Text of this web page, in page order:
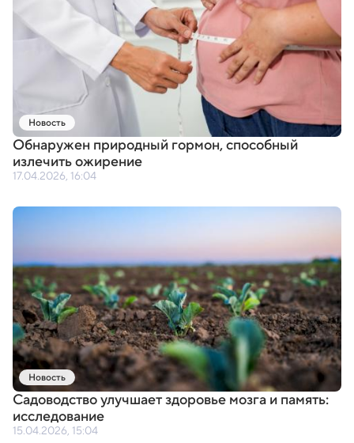
Новость
Обнаружен природный гормон,способный
излечить ожирение
17.04.2026, 16:04
Новость
Садоводство улучшает здоровье мозга и память:
исследование
15.04.2026, 15:04